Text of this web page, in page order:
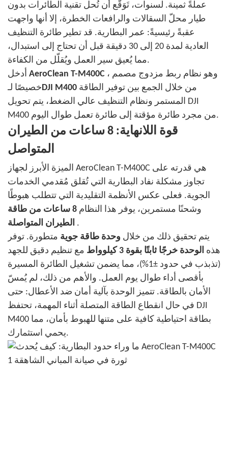
عملةً ثمينة. لسنوات، تَوَقَّع أن تُحل تقنية الطائرات بدون
طيار محلّ السقالات والرافعات الخطرة، إلا أنها واجهت
عقبةً رئيسيةً: عمر البطارية. قد تطير طائرة التنظيف
العادية لمدة 20 إلى 30 دقيقة قبل أن تحتاج إلى استبدال،
مما يُعيق سير العمل ويُقلّل من الكفاءة.
AeroClean T-M400C ، وهو نظام ربط مزدوج مصمم
خصيصًا لـDJI M400 من خلال الجمع بين توفير الطاقة
المستمر ونظام التنظيف عالي الضغط، يتم تحويل DJI
M400 من مجرد طائرة مؤقتة إلى طائرة تعمل طوال اليوم.
قوة اللانهاية: 8 ساعات من الطيران
المتواصل
الميزة الأبرز لجهاز AeroClean T-M400C هي قدرته على
تجاوز مشكلة نفاد البطارية التي تُقلق مُقدمي الخدمات
الجوية. فعلى عكس الأنظمة التقليدية التي تتطلب هبوطًا
وشحنًا مستمرين، يوفر هذا النظام
8 ساعات من طاقة
الطيران المتواصلة .
يتم تحقيق ذلك من خلال وحدة طاقة جوية متطورة. توفر
هذه الوحدة خرجًا ثابتًا بقوة 3 كيلوواط
مع تنظيم دقيق للجهد
(تذبذب في حدود ±1%)، مما يضمن تشغيل الطائرة المسيرة
بأقصى أداء طوال يوم العمل. والأهم من ذلك، لم يُمسّ
الأمان بالطاقة. تتميز الوحدة بآلية أمان ضد الأعطال: حتى
في حال انقطاع الطاقة المتصلة أثناء المهمة، تحتفظ DJI
M400 بطاقة احتياطية كافية على متنها للهبوط بأمان، مما
يحمي استثمارك.